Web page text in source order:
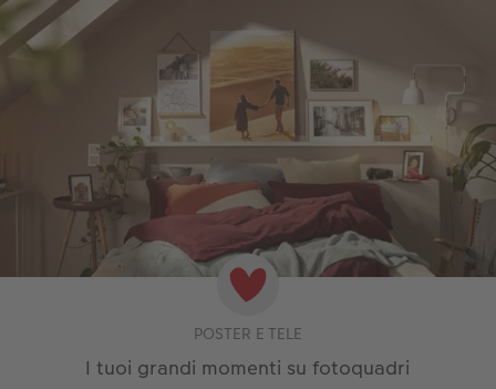
POSTER E TELE
I tuoi grandi momenti su fotoquadri